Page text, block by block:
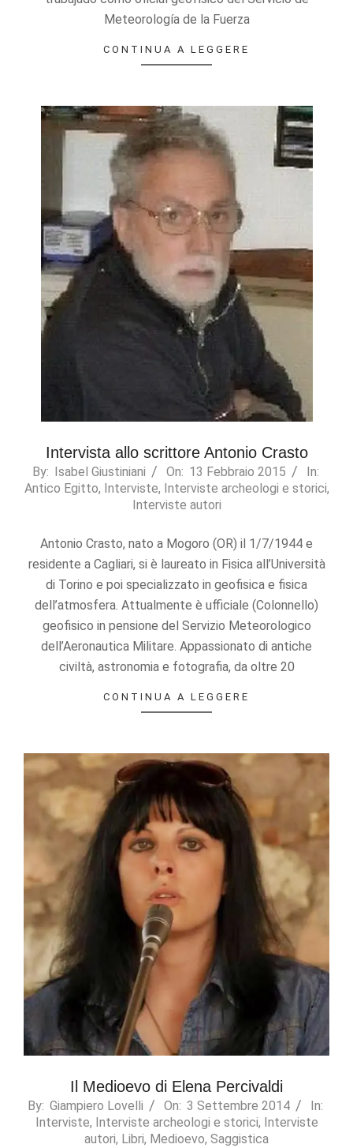
Meteorología de la Fuerza
CONTINUA A LEGGERE
Intervista allo scrittore Antonio Crasto
2015-
02-
By: Isabel Giustiniani On: 13 Febbraio 2015
In:
Antico Egitto, Interviste, Interviste archeologi e storici,
Interviste autori
Antonio Crasto, nato a Mogoro (OR) il 1/7/1944 e
residente a Cagliari, si è laureato in Fisica all’Università
di Torino e poi specializzato in geofisica e fisica
dell’atmosfera. Attualmente è ufficiale (Colonnello)
geofisico in pensione del Servizio Meteorologico
dell’Aeronautica Militare. Appassionato di antiche
civiltà, astronomia e fotografia, da oltre 20
CONTINUA A LEGGERE
Il Medioevo di Elena Percivaldi
2014-
09-
By: Giampiero Lovelli On: 3 Settembre 2014
In:
Interviste, Interviste archeologi e storici, Interviste
autori, Libri, Medioevo, Saggistica